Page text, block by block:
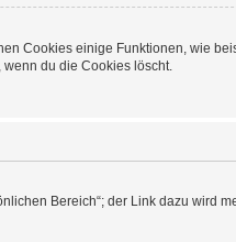
Cookies einige Funktionen, wie
wenn du die Cookies löscht.
Bereich“; der Link dazu wird